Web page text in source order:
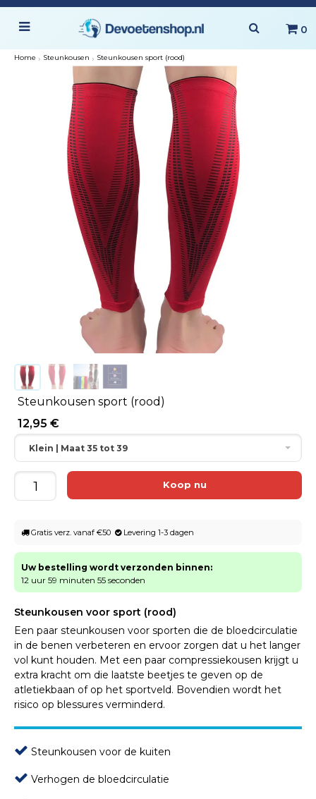
0
Home › Steunkousen › Steunkousen sport (rood)
Steunkousen sport (rood)
12,95 €
Klein | Maat 35 tot 39
Gratis verz. vanaf €50 Levering 1-3 dagen
Uw bestelling wordt verzonden binnen:
12 uur 59 minuten 55 seconden
Steunkousen voor sport (rood)
Een paar steunkousen voor sporten die de bloedcirculatie
in de benen verbeteren en ervoor zorgen dat u het langer
vol kunt houden. Met een paar compressiekousen krijgt u
extra kracht om die laatste beetjes te geven op de
atletiekbaan of op het sportveld. Bovendien wordt het
risico op blessures verminderd.
Steunkousen voor de kuiten
Verhogen de bloedcirculatie